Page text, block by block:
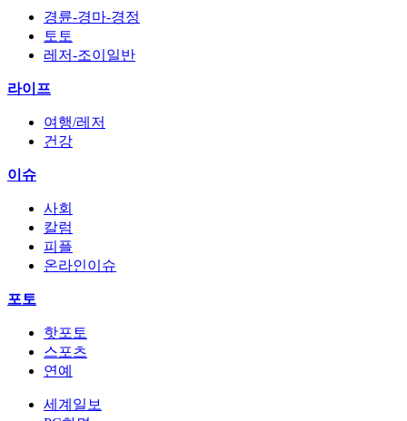
경륜-경마-경정
토토
레저-조이일반
라이프
여행/레저
건강
이슈
사회
칼럼
피플
온라인이슈
포토
핫포토
스포츠
연예
세계일보